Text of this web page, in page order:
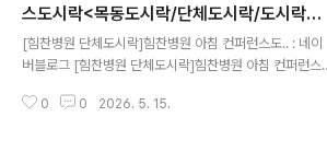
스도시락<목동도시락/단체도시락/도시락케
이터링:원스피크닉>
[힘찬병원 단체도시락]힘찬병원 아침 컨퍼런스도.. : 네이
버블로그 [힘찬병원 단체도시락]힘찬병원 아침 컨퍼런스
목동힘찬병원으로 조식 도시락 보내드렸어요. 저도 아...bl
0 0 2026. 5. 15.